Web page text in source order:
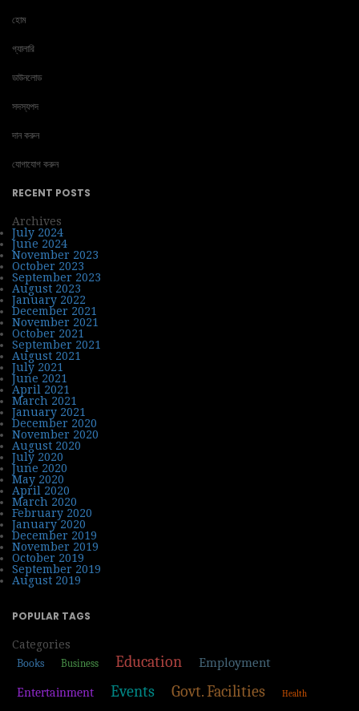
হোম
গ্যালারি
ডাউনলোড
সদস্যপদ
দান করুন
যোগাযোগ করুন
RECENT POSTS
Archives
July 2024
June 2024
November 2023
October 2023
September 2023
August 2023
January 2022
December 2021
November 2021
October 2021
September 2021
August 2021
July 2021
June 2021
April 2021
March 2021
January 2021
December 2020
November 2020
August 2020
July 2020
June 2020
May 2020
April 2020
March 2020
February 2020
January 2020
December 2019
November 2019
October 2019
September 2019
August 2019
POPULAR TAGS
Categories
Books Business Education Employment
Entertainment Events Govt. Facilities Health